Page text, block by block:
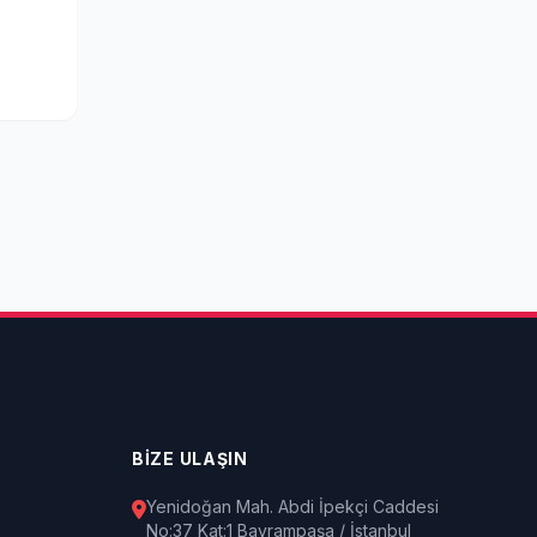
BİZE ULAŞIN
Yenidoğan Mah. Abdi İpekçi Caddesi
No:37 Kat:1 Bayrampaşa / İstanbul